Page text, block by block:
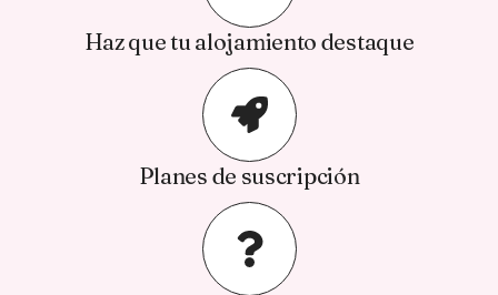
Haz que tu alojamiento destaque
Planes de suscripción